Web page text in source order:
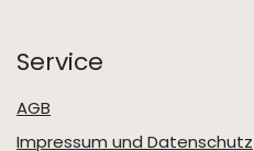
Service
AGB
Impressum und Datenschutz